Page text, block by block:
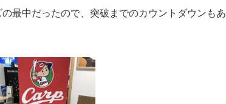
最中だったので、突破までのカウントダウンもあ